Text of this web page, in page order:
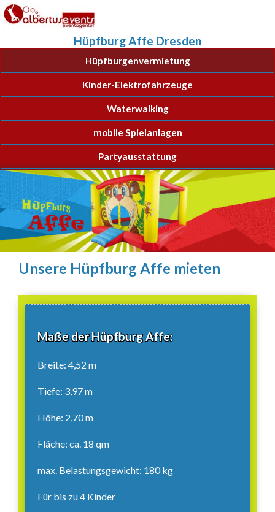
Hüpfburg Affe Dresden
Hüpfburgenvermietung
Kinder-Elektrofahrzeuge
Waterwalking
mobile Spielanlagen
Partyausstattung
Unsere Hüpfburg Affe mieten
Maße der Hüpfburg Affe:
Breite: 4,52 m
Tiefe: 3,97 m
Höhe: 2,70 m
Fläche: ca. 18 qm
max. Belastungsgewicht: 180 kg
Für bis zu 4 Kinder